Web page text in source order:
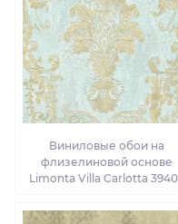
Виниловые обои на
флизелиновой основе
Limonta Villa Carlotta